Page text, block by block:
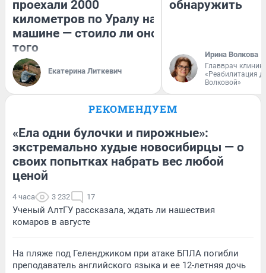
проехали 2000
километров по Уралу на
машине — стоило ли оно
того
Екатерина Литкевич
обнаружить
Ирина Волкова
Главврач
«Реабилитация
Волковой»
РЕКОМЕНДУЕМ
«Ела одни булочки и пирожные»:
экстремально худые новосибирцы — о
своих попытках набрать вес любой
ценой
4 часа 3 232 17
Ученый АлтГУ рассказала, ждать ли нашествия
комаров в августе
На пляже под Геленджиком при атаке БПЛА погибли
преподаватель английского языка и ее 12-летняя дочь